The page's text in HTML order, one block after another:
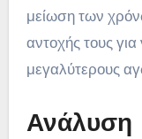
μείωση των
αντοχής τους
μεγαλύτερους
Ανάλυση